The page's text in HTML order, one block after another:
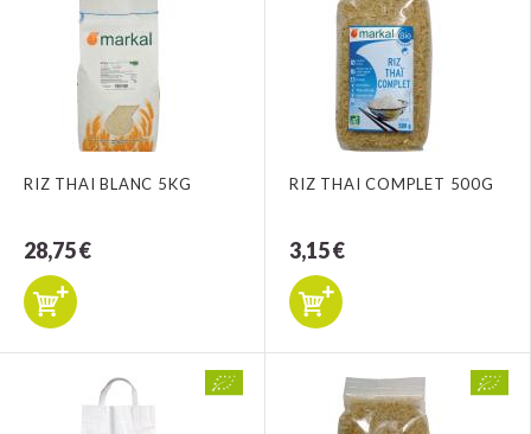
RIZ THAI BLANC 5KG
28,75 €
RIZ THAI COMPLET 500G
3,15 €